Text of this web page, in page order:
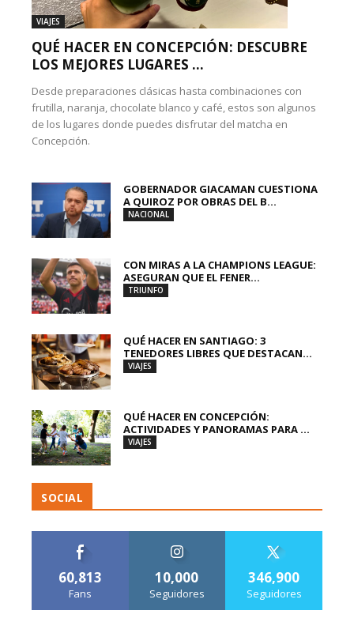
VIAJES
QUÉ HACER EN CONCEPCIÓN: DESCUBRE
LOS MEJORES LUGARES ...
Desde preparaciones clásicas hasta combinaciones con
frutilla, naranja, chocolate blanco y café, estos son algunos
de los lugares donde puedes disfrutar del matcha en
Concepción.
GOBERNADOR GIACAMAN CUESTIONA
A QUIROZ POR OBRAS DEL B...
NACIONAL
CON MIRAS A LA CHAMPIONS LEAGUE:
ASEGURAN QUE EL FENER...
TRIUNFO
QUÉ HACER EN SANTIAGO: 3
TENEDORES LIBRES QUE DESTACAN...
VIAJES
QUÉ HACER EN CONCEPCIÓN:
ACTIVIDADES Y PANORAMAS PARA ...
VIAJES
SOCIAL
60,813
Fans
10,000
Seguidores
346,900
Seguidores